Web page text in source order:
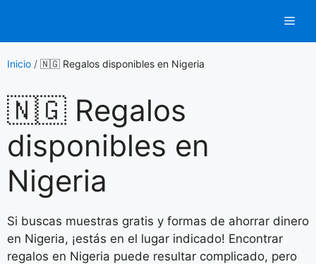
contenido
Inicio / 🇳🇬 Regalos disponibles en Nigeria
🇳🇬 Regalos
disponibles en
Nigeria
Si buscas muestras gratis y formas de ahorrar dinero
en Nigeria, ¡estás en el lugar indicado! Encontrar
regalos en Nigeria puede resultar complicado, pero